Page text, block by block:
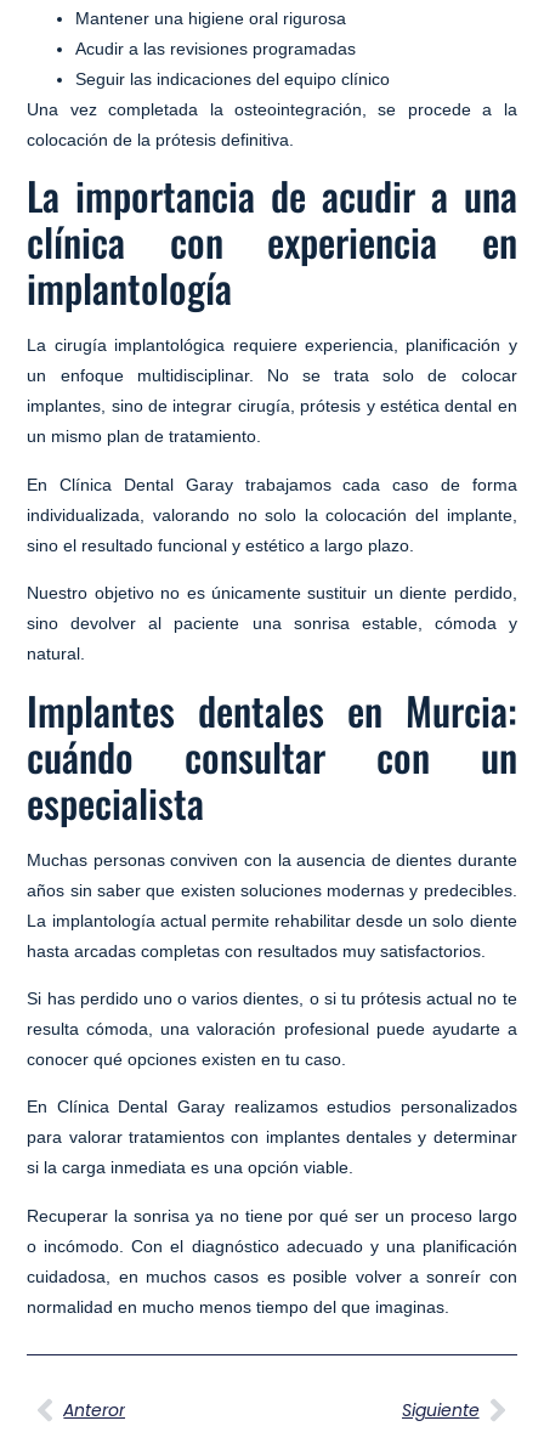
Mantener una higiene oral rigurosa
Acudir a las revisiones programadas
Seguir las indicaciones del equipo clínico
Una vez completada la osteointegración, se procede a la
colocación de la prótesis definitiva.
La importancia de acudir a una
clínica con experiencia en
implantología
La cirugía implantológica requiere experiencia, planificación y
un enfoque multidisciplinar. No se trata solo de colocar
implantes, sino de integrar cirugía, prótesis y estética dental en
un mismo plan de tratamiento.
En Clínica Dental Garay trabajamos cada caso de forma
individualizada, valorando no solo la colocación del implante,
sino el resultado funcional y estético a largo plazo.
Nuestro objetivo no es únicamente sustituir un diente perdido,
sinodevolver al paciente una sonrisa estable, cómoda y
natural.
Implantes dentales en Murcia:
cuándo consultar con un
especialista
Muchas personas conviven con la ausencia de dientes durante
años sin saber que existen soluciones modernas y predecibles.
La implantología actual permite rehabilitar desde un solo diente
hasta arcadas completas con resultados muy satisfactorios.
Si has perdido uno o varios dientes, o si tu prótesis actual no te
resulta cómoda, una valoración profesional puede ayudarte a
conocer qué opciones existen en tu caso.
En Clínica Dental Garay realizamos estudios personalizados
para valorar tratamientos con implantes dentales y determinar
si la carga inmediata es una opción viable.
Recuperar la sonrisa ya no tiene por qué ser un proceso largo
o incómodo. Con el diagnóstico adecuado y una planificación
cuidadosa, en muchos casos es posible volver a sonreír con
normalidad en mucho menos tiempo del que imaginas
Anteror Siguiente